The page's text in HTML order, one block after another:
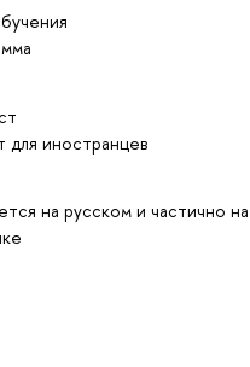
для иностранцев
на русском и частично на